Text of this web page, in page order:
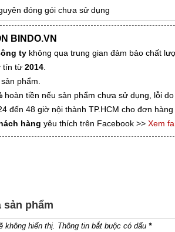
đóng gói chưa sử dụng
BINDO.VN
ty không qua trung gian đảm bảo chất
tín từ 2014.
phẩm.
hoàn tiền nếu sản phẩm chưa sử dụng, lỗi
đến 48 giờ nội thành TP.HCM cho đơn
hàng yêu thích trên Facebook >> Xem
sản phẩm
không hiển thị. Thông tin bắt buộc có dấu *